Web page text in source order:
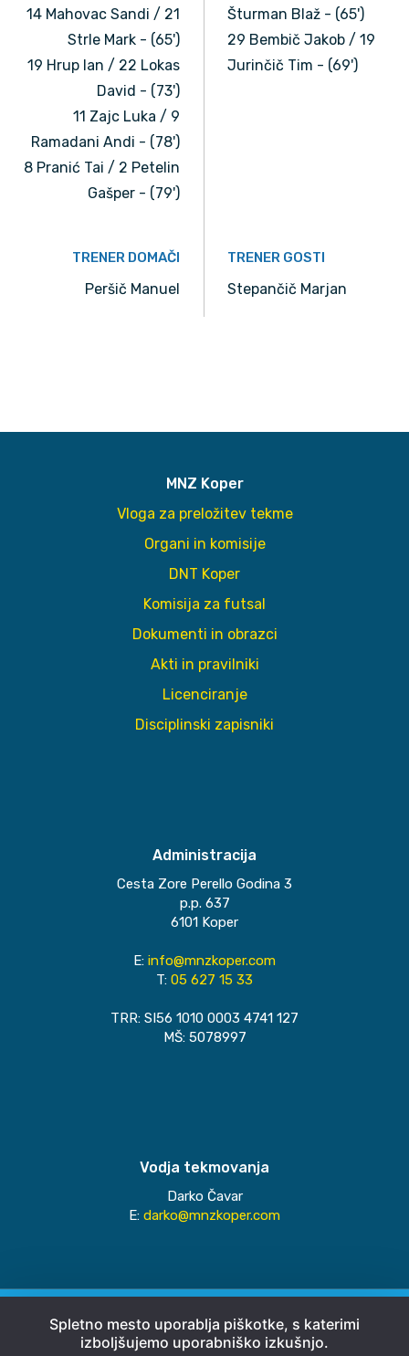
14 Mahovac Sandi / 21
Strle Mark - (65')
19 Hrup Ian / 22 Lokas
David - (73')
11 Zajc Luka / 9
Ramadani Andi - (78')
8 Pranić Tai / 2 Petelin
Gašper - (79')
Šturman Blaž - (65')
29 Bembič Jakob / 19
Jurinčič Tim - (69')
TRENER DOMAČI
Peršič Manuel
TRENER GOSTI
Stepančič Marjan
MNZ Koper
Vloga za preložitev tekme
Organi in komisije
DNT Koper
Komisija za futsal
Dokumenti in obrazci
Akti in pravilniki
Licenciranje
Disciplinski zapisniki
Administracija
Cesta Zore Perello Godina 3
p.p. 637
6101 Koper
E: info@mnzkoper.com
T: 05 627 15 33
TRR: SI56 1010 0003 4741 127
MŠ: 5078997
Vodja tekmovanja
Darko Čavar
E: darko@mnzkoper.com
© 2026 MNZ Koper
Spletno mesto uporablja piškotke, s katerimi
izboljšujemo uporabniško izkušnjo.